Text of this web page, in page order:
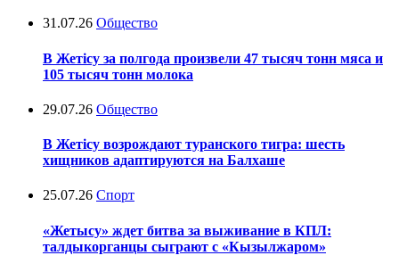
31.07.26 Общество
В Жетісу за полгода произвели 47 тысяч тонн мяса и
105 тысяч тонн молока
29.07.26 Общество
В Жетісу возрождают туранского тигра: шесть
хищников адаптируются на Балхаше
25.07.26 Спорт
«Жетысу» ждет битва за выживание в КПЛ:
талдыкорганцы сыграют с «Кызылжаром»